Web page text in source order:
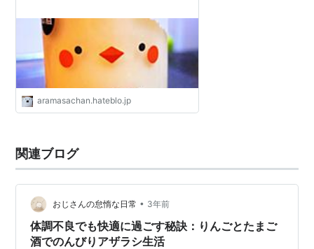
aramasachan.hateblo.jp
関連ブログ
おじさんの怠惰な日常 • 3年前
体調不良でも快適に過ごす秘訣：りんごとたまご
酒でのんびりアザラシ生活